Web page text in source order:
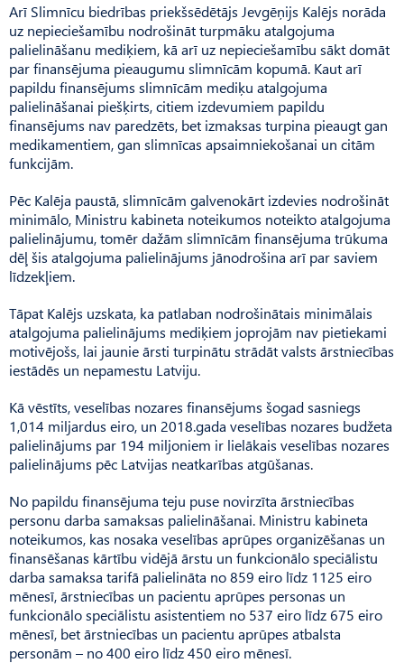
Arī Slimnīcu biedrības priekšsēdētājs Jevgēņijs Kalējs norāda
uz nepieciešamību nodrošināt turpmāku atalgojuma
palielināšanu mediķiem, kā arī uz nepieciešamību sākt domāt
par finansējuma pieaugumu slimnīcām kopumā. Kaut arī
papildu finansējums slimnīcām mediķu atalgojuma
palielināšanai piešķirts, citiem izdevumiem papildu
finansējums nav paredzēts, bet izmaksas turpina pieaugt gan
medikamentiem, gan slimnīcas apsaimniekošanai un citām
funkcijām.
Pēc Kalēja paustā, slimnīcām galvenokārt izdevies nodrošināt
minimālo, Ministru kabineta noteikumos noteikto atalgojuma
palielinājumu, tomēr dažām slimnīcām finansējuma trūkuma
dēļ šis atalgojuma palielinājums jānodrošina arī par saviem
līdzekļiem.
Tāpat Kalējs uzskata, ka patlaban nodrošinātais minimālais
atalgojuma palielinājums mediķiem joprojām nav pietiekami
motivējošs, lai jaunie ārsti turpinātu strādāt valsts ārstniecības
iestādēs un nepamestu Latviju.
Kā vēstīts, veselības nozares finansējums šogad sasniegs
1,014 miljardus eiro, un 2018.gada veselības nozares budžeta
palielinājums par 194 miljoniem ir lielākais veselības nozares
palielinājums pēc Latvijas neatkarības atgūšanas.
No papildu finansējuma teju puse novirzīta ārstniecības
personu darba samaksas palielināšanai. Ministru kabineta
noteikumos, kas nosaka veselības aprūpes organizēšanas un
finansēšanas kārtību vidējā ārstu un funkcionālo speciālistu
darba samaksa tarifā palielināta no 859 eiro līdz 1125 eiro
mēnesī, ārstniecības un pacientu aprūpes personas un
funkcionālo speciālistu asistentiem no 537 eiro līdz 675 eiro
mēnesī, bet ārstniecības un pacientu aprūpes atbalsta
personām – no 400 eiro līdz 450 eiro mēnesī.